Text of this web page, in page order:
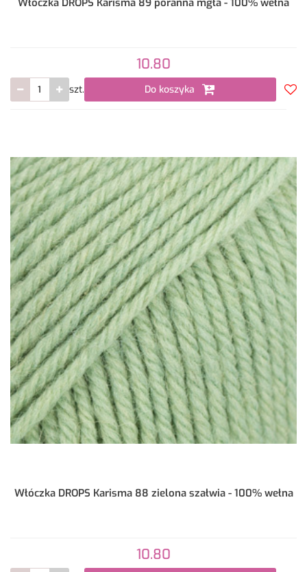
10.80
szt. Do koszyka
Włóczka DROPS Karisma 88 zielona szałwia - 100% wełna
10.80